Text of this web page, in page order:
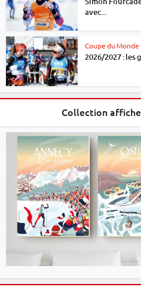
avec...
Coupe du Monde
2026/2027 : les
Collection